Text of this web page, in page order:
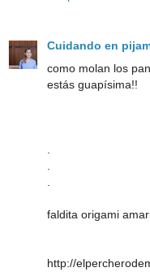
Cuidando en
como molan los
estás guapísima!!
.
.
.
faldita origami
http://